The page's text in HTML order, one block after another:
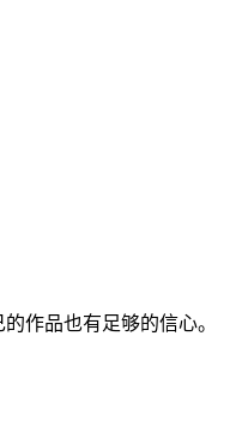
作品也有足够的信心。